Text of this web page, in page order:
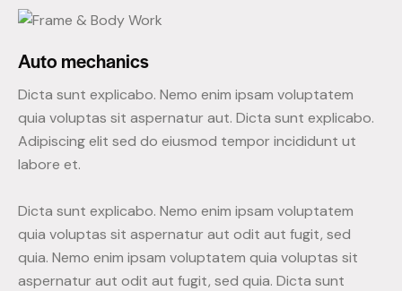
Auto mechanics
Dicta sunt explicabo. Nemo enim ipsam voluptatem
quia voluptas sit aspernatur aut. Dicta sunt explicabo.
Adipiscing elit sed do eiusmod tempor incididunt ut
labore et.
Dicta sunt explicabo. Nemo enim ipsam voluptatem
quia voluptas sit aspernatur aut odit aut fugit, sed
quia. Nemo enim ipsam voluptatem quia voluptas sit
aspernatur aut odit aut fugit, sed quia. Dicta sunt